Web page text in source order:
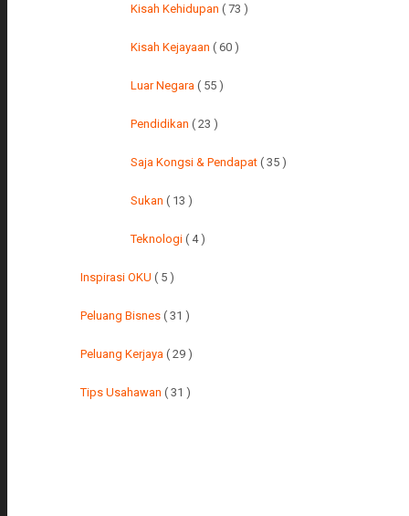
Kisah Kehidupan ( 73 )
Kisah Kejayaan ( 60 )
Luar Negara ( 55 )
Pendidikan ( 23 )
Saja Kongsi & Pendapat ( 35 )
Sukan ( 13 )
Teknologi ( 4 )
Inspirasi OKU ( 5 )
Peluang Bisnes ( 31 )
Peluang Kerjaya ( 29 )
Tips Usahawan ( 31 )